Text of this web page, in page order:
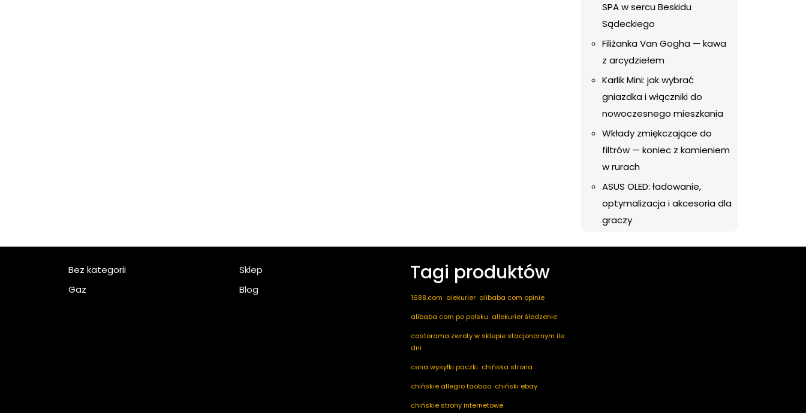
SPA w sercu Beskidu
Sądeckiego
Filiżanka Van Gogha — kawa
z arcydziełem
Karlik Mini: jak wybrać
gniazdka i włączniki do
nowoczesnego mieszkania
Wkłady zmiękczające do
filtrów — koniec z kamieniem
w rurach
ASUS OLED: ładowanie,
optymalizacja i akcesoria dla
graczy
Bez kategorii
Gaz
Sklep
Blog
Tagi produktów
1688.com alekurier alibaba com opinie
alibaba com po polsku allekurier śledzenie
castorama zwroty w sklepie stacjonarnym ile
dni
cena wysyłki paczki chińska strona
chińskie allegro taobao chiński ebay
chińskie strony internetowe